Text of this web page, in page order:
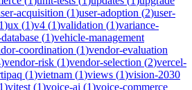
acquisition (1)user-adoption (2)user-
1)ux (1)v4 (1)validation (1)variance-
(1)vehicle-management
coordination (1)vendor-evaluation
)vendor-risk (1)vendor-selection (2)vercel-
(1)vietnam (1)views (1)vision-2030
1)vitest (1)voice-ai (1)voice-commerce